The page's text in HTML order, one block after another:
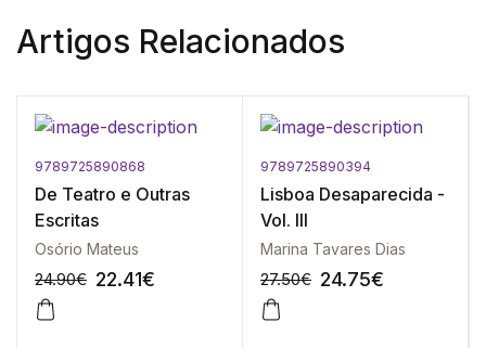
Artigos Relacionados
9789725890868
De Teatro e Outras
Escritas
Osório Mateus
24.90€ 22.41€
9789725890394
Lisboa Desaparecida -
Vol. III
Marina Tavares Dias
27.50€ 24.75€